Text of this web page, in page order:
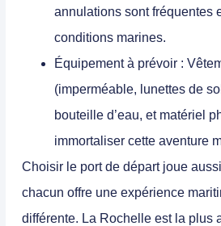
annulations sont fréquentes
conditions marines.
Équipement à prévoir :
(imperméable, lunettes de
bouteille d’eau, et matériel
immortaliser cette aventure
Choisir le port de départ joue
chacun offre une expérience
différente. La Rochelle est la plus